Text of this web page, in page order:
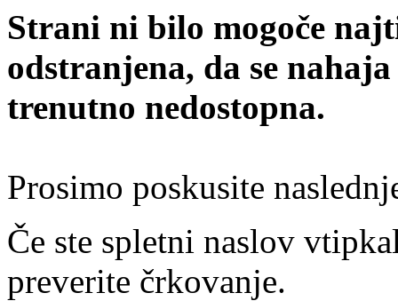
Strani ni bilo mogoče
odstranjena, da se
trenutno nedostopna.
Prosimo poskusite
Če ste spletni naslov
preverite črkovanje.